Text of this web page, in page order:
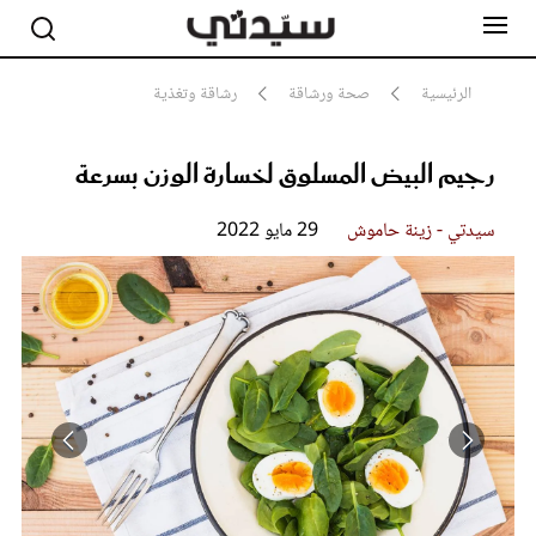
الرئيسية صحة ورشاقة رشاقة وتغذية
رجيم البيض المسلوق لخسارة الوزن بسرعة
سيدتي - زينة حاموش 29 مايو 2022
الامتناع عن تناول الأطعمة الغنية بالكربوهيدرات عند اتباع رجيم البيض
مشاهير
أناقة
جمال
صحة ورشاقة
سيدتي وطفلك
لايف ستايل
بلس+
فيديو
مطبخ سيدتي
مقالات الرأي
ستايل
تقارير